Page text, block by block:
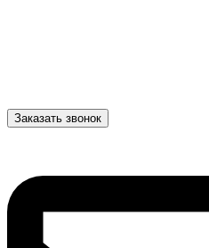
Заказать звонок